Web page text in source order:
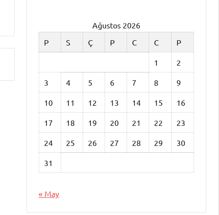
Ağustos 2026
P
S Ç P C C P
1 2
3 4 5 6 7 8 9
10 11 12 13 14 15 16
17 18 19 20 21 22 23
24 25 26 27 28 29 30
31
« May